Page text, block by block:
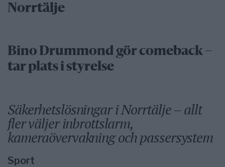
Norrtälje
Bino Drummond gör comeback –
tar plats i styrelse
Säkerhetslösningar i Norrtälje – allt
fler väljer inbrottslarm,
kameraövervakning och passersystem
Sport